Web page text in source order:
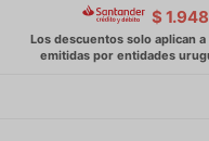
$ 1.948